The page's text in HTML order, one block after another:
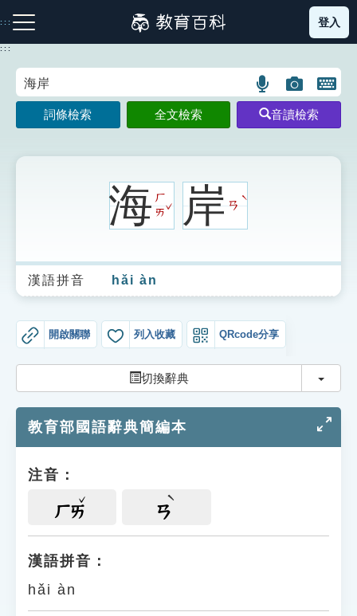
到
主
:::
注音索引圖示 筆畫索引圖示 部首索引表圖示
生字詞彙表
成語故事
索引選單
單字索引
遊戲專區
貓頭鷹博士
登入
:::
語
言
搜
圖
片
搜
開
鍵
圖
詞條檢索 全文檢索 音讀檢索
海ㄏ
ㄞ
ˇ岸ㄢ
ˋ
漢語拼音 hǎi àn
開啟關聯 列入收藏 QRcode分享
切換辭典 切換
教育部國語辭典簡編本
注音：
ㄏㄞ ㄢ
漢語拼音：
hǎi àn